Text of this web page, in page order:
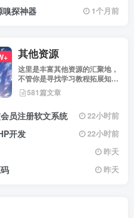
嗅探神器 1个月前
其他资源
这里是丰富其他资源的汇聚地，
不管你是寻找学习教程拓展知
识，还是搜集各类素材激发创作
灵感，亦或是查询专业数据辅助
源定期更新、分类清晰、下载便
务，快来探索发现所需资源！
581篇文章
员注册软文系统 22小时前
开发 22小时前
昨天
昨天